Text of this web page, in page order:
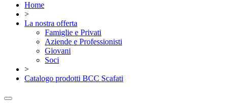
Home
>
La nostra offerta
Famiglie e Privati
Aziende e Professionisti
Giovani
Soci
>
Catalogo prodotti BCC Scafati